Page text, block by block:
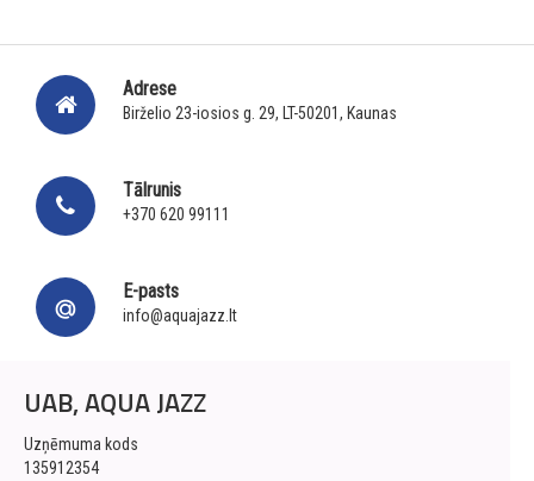
Adrese
Birželio 23-iosios g. 29, LT-50201, Kaunas
Tālrunis
+370 620 99111
E-pasts
info@aquajazz.lt
UAB, AQUA JAZZ
Uzņēmuma kods
135912354